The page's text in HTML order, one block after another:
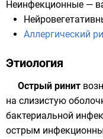
Неинфекционные —
Аллергический
Этиология
Острый ринит
на слизистую
бактериальной
острым